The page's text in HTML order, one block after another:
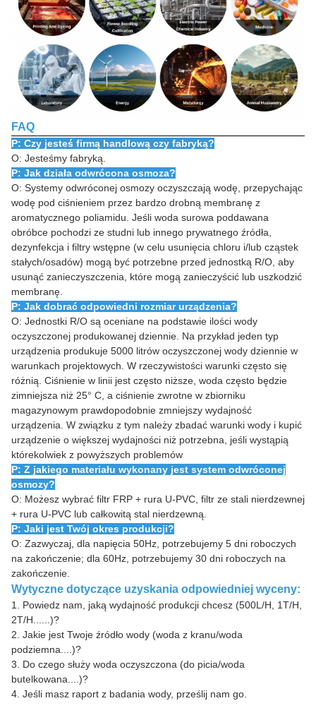
FAQ
P: Czy jesteś firmą handlową czy fabryką?
O: Jesteśmy fabryką.
P: Jak działa odwrócona osmoza?
O: Systemy odwróconej osmozy oczyszczają wodę, przepychając
wodę pod ciśnieniem przez bardzo drobną membranę z
aromatycznego poliamidu. Jeśli woda surowa poddawana
obróbce pochodzi ze studni lub innego prywatnego źródła,
dezynfekcja i filtry wstępne (w celu usunięcia chloru i/lub cząstek
stałych/osadów) mogą być potrzebne przed jednostką R/O, aby
usunąć zanieczyszczenia, które mogą zanieczyścić lub uszkodzić
membranę.
P: Jak dobrać odpowiedni rozmiar urządzenia?
O: Jednostki R/O są oceniane na podstawie ilości wody
oczyszczonej produkowanej dziennie. Na przykład jeden typ
urządzenia produkuje 5000 litrów oczyszczonej wody dziennie w
warunkach projektowych. W rzeczywistości warunki często się
różnią. Ciśnienie w linii jest często niższe, woda często będzie
zimniejsza niż 25° C, a ciśnienie zwrotne w zbiorniku
magazynowym prawdopodobnie zmniejszy wydajność
urządzenia. W związku z tym należy zbadać warunki wody i kupić
urządzenie o większej wydajności niż potrzebna, jeśli wystąpią
którekolwiek z powyższych problemów
P: Z jakiego materiału wykonany jest system odwróconej
osmozy?
O: Możesz wybrać filtr FRP + rura U-PVC, filtr ze stali nierdzewnej
+ rura U-PVC lub całkowitą stal nierdzewną.
P: Jaki jest Twój okres produkcji?
O: Zazwyczaj, dla napięcia 50Hz, potrzebujemy 5 dni roboczych
na zakończenie; dla 60Hz, potrzebujemy 30 dni roboczych na
zakończenie.
Wytyczne dotyczące uzyskania odpowiedniej wyceny:
1. Powiedz nam, jaką wydajność produkcji chcesz (500L/H, 1T/H,
2T/H......)?
2. Jakie jest Twoje źródło wody (woda z kranu/woda
podziemna....)?
3. Do czego służy woda oczyszczona (do picia/woda
butelkowana....)?
4. Jeśli masz raport z badania wody, prześlij nam go.